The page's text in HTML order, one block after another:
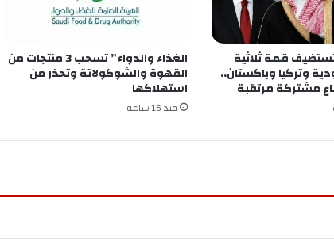
قمة ثلاثية
وتركيا وباكستان..
مشتركة مرتقبة
الغذاء والدواء” تسحب 3 منتجات من
القهوة والشوكولاتة وتحذر من
استهلاكها
منذ 16 ساعة